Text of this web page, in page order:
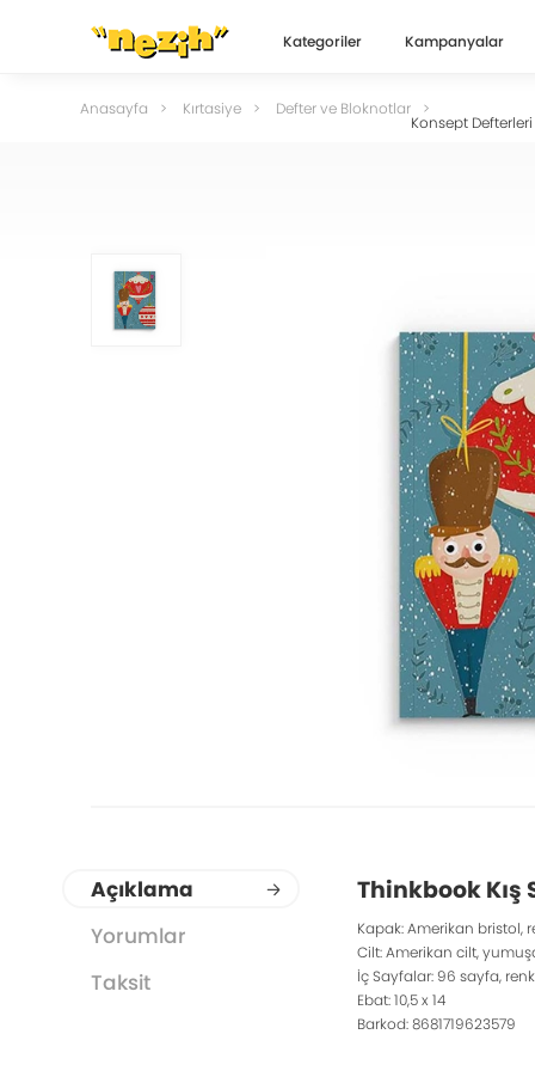
Kategoriler Kampanyalar
Anasayfa Kırtasiye Defter ve Bloknotlar
Konsept Defterleri
Açıklama
Yorumlar
Taksit
Thinkbook Kış
Kapak: Amerikan bristol,
Cilt: Amerikan cilt,
İç Sayfalar: 96 sayfa,
Ebat: 10,5 x 14
Barkod: 8681719623579